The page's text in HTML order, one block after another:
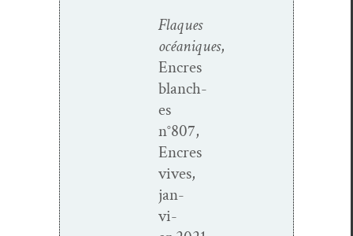
Flaques
océaniques,
Encres
blanch­
es
n°807,
Encres
vives,
jan­
vi­